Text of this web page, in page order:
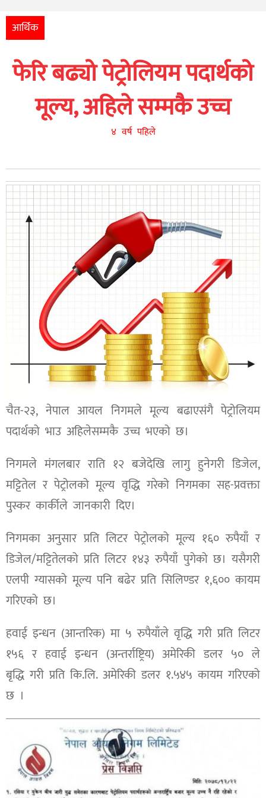
आर्थिक
नेपाली
युनिकोड
आर्थिक
फेरि बढ्यो पेट्रोलियम पदार्थको
मूल्य, अहिले सम्मकै उच्च
४ वर्ष पहिले
चैत-२३, नेपाल आयल निगमले मूल्य बढाएसंगै पेट्रोलियम
पदार्थको भाउ अहिलेसम्मकै उच्च भएको छ।
निगमले मंगलबार राति १२ बजेदेखि लागु हुनेगरी डिजेल,
मट्टितेल र पेट्रोलको मूल्य वृद्धि गरेको निगमका सह-प्रवक्ता
पुस्कर कार्कीले जानकारी दिए।
निगमका अनुसार प्रति लिटर पेट्रोलको मूल्य १६० रुपैयाँ र
डिजेल/मट्टितेलको प्रति लिटर १४३ रुपैयाँ पुगेको छ। यसैगरी
एलपी ग्यासको मूल्य पनि बढेर प्रति सिलिण्डर १,६०० कायम
गरिएको छ।
हवाई इन्धन (आन्तरिक) मा ५ रुपैयाँले वृद्धि गरी प्रति लिटर
१५६ र हवाई इन्धन (अन्तर्राष्ट्रिय) अमेरिकी डलर ५० ले
बृद्धि गरी प्रति कि.लि. अमेरिकी डलर १.५४५ कायम गरिएको
छ ।